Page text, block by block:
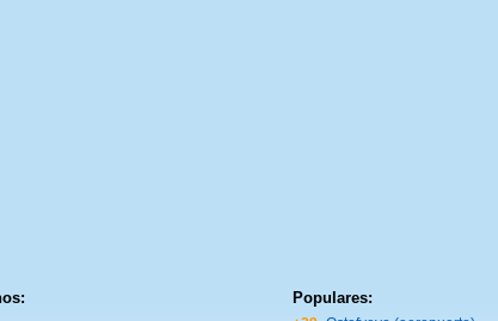
Populares: